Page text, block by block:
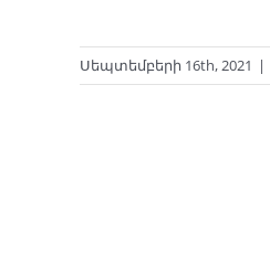
Սեպտեմբերի 16th, 2021 |